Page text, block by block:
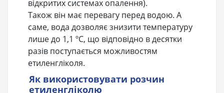
відкритих системах опалення).
Також він має перевагу перед водою. А
саме, вода дозволяє знизити температуру
лише до 1,1 ºС, що відповідно в десятки
разів поступається можливостям
етиленгліколя.
Як використовувати розчин
етиленгліколю